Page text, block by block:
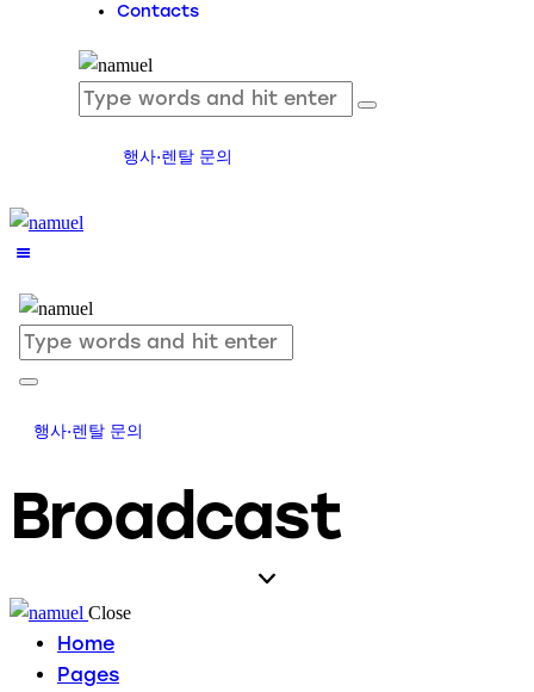
Contacts
행사·렌탈 문의
행사·렌탈 문의
Broadcast
Close
Home
Pages